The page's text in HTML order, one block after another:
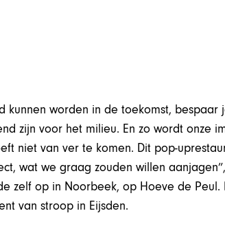
kunnen worden in de toekomst, bespaar
zijn voor het milieu. En zo wordt onze
niet van ver te komen. Dit pop-
wat we graag zouden willen
zelf op in Noorbeek, op Hoeve de Peul.
van stroop in Eijsden.